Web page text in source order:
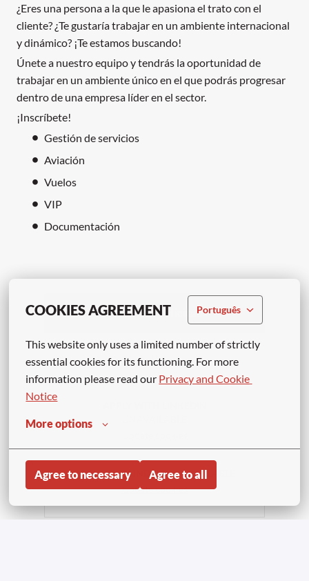
COOKIES AGREEMENT Português
This website only uses a limited number of strictly
essential cookies for its functioning. For more
information please read our Privacy and Cookie
Notice
More options
Agree to necessary Agree to all
¿Eres una persona a la que le apasiona el trato con el
cliente? ¿Te gustaría trabajar en un ambiente internacional
y dinámico? ¡Te estamos buscando!
Únete a nuestro equipo y tendrás la oportunidad de
trabajar en un ambiente único en el que podrás progresar
dentro de una empresa líder en el sector.
¡Inscríbete!
Gestión de servicios
Aviación
Vuelos
VIP
Documentación
Presentar solicitud
APPLY WITH INDEEDUNAVAILABLE
Update cookies